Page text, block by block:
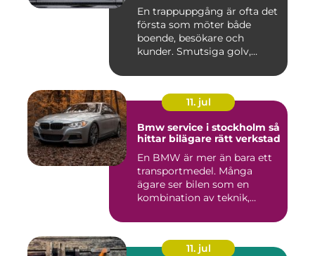
En trappuppgång är ofta det
första som möter både
boende, besökare och
kunder. Smutsiga golv,
11. jul
Bmw service i stockholm så
hittar bilägare rätt verkstad
En BMW är mer än bara ett
transportmedel. Många
ägare ser bilen som en
kombination av teknik,
11. jul